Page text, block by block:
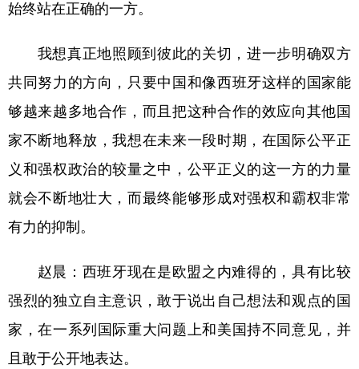
始终站在正确的一方。
我想真正地照顾到彼此的关切，进一步明确双方
共同努力的方向，只要中国和像西班牙这样的国家能
够越来越多地合作，而且把这种合作的效应向其他国
家不断地释放，我想在未来一段时期，在国际公平正
义和强权政治的较量之中，公平正义的这一方的力量
就会不断地壮大，而最终能够形成对强权和霸权非常
有力的抑制。
赵晨： 西班牙现在是欧盟之内难得的，具有比较
强烈的独立自主意识，敢于说出自己想法和观点的国
家，在一系列国际重大问题上和美国持不同意见，并
且敢于公开地表达。